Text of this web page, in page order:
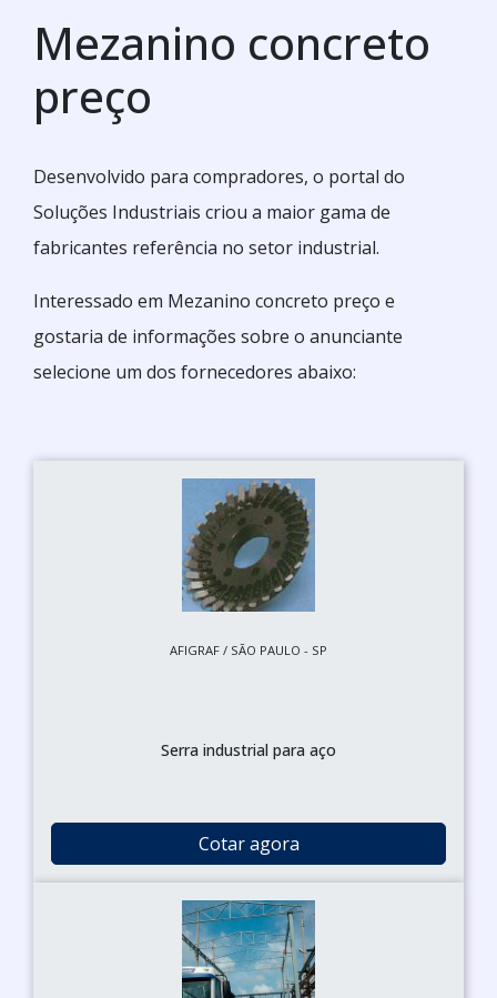
Mezanino concreto
preço
Desenvolvido para compradores, o portal do
Soluções Industriais criou a maior gama de
fabricantes referência no setor industrial.
Interessado em Mezanino concreto preço e
gostaria de informações sobre o anunciante
selecione um dos fornecedores abaixo:
AFIGRAF / SÃO PAULO - SP
Serra industrial para aço
Cotar agora